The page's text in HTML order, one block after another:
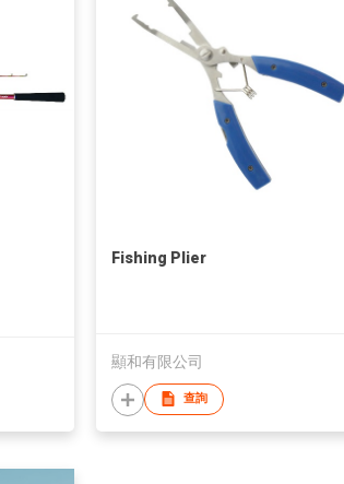
Fishing Plier
顯和有限公司
查詢